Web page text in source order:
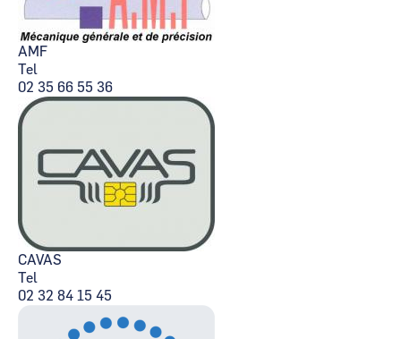
AMF
Tel
02 35 66 55 36
CAVAS
Tel
02 32 84 15 45